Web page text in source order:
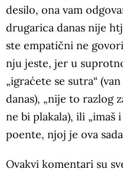
desilo, ona vam
drugarica danas nije
ste empatični ne
nju jeste, jer u
„igraćete se sutra“
danas), „nije to razlog
ne bi plakala), ili „imaš
poente, njoj je ova
Ovakvi komentari su